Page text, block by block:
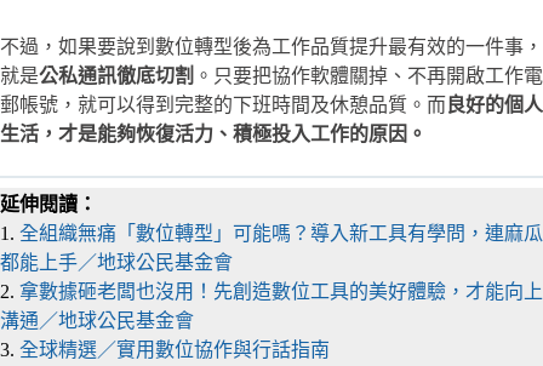
不過，如果要說到數位轉型後為工作品質提升最有效的一件事，
就是公私通訊徹底切割 。只要把協作軟體關掉、不再開啟工作電
郵帳號，就可以得到完整的下班時間及休憩品質。而 良好的個人
生活，才是能夠恢復活力、積極投入工作的原因。
延伸閱讀：
1. 全組織無痛「數位轉型」可能嗎？導入新工具有學問，連麻瓜
都能上手／地球公民基金會
2. 拿數據砸老闆也沒用！先創造數位工具的美好體驗，才能向上
溝通／地球公民基金會
3. 全球精選／實用數位協作與行話指南